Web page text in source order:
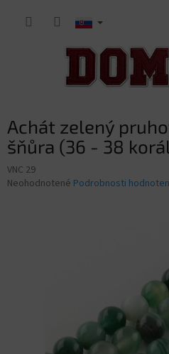
Achát zelený
šňůra (36 - 38
VNC 29
Priemerné
Neohodnotené Podrobnosti